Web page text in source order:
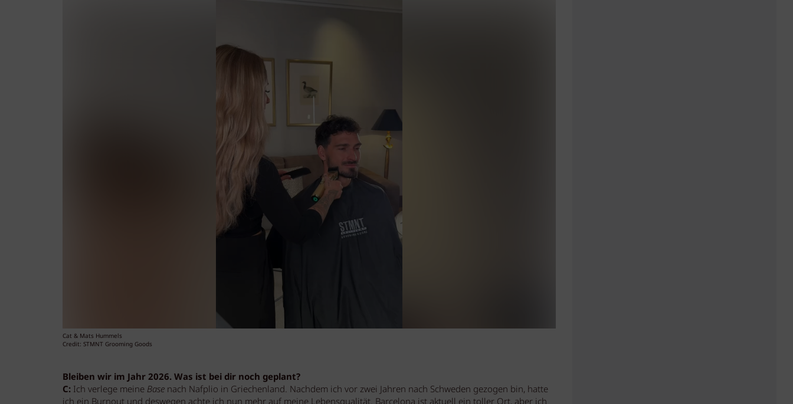
Cat & Mats Hummels
Credit: STMNT Grooming Goods
Bleiben wir im Jahr 2026. Was ist bei dir noch geplant?
C: Ich verlege meine Basenach Nafplio in Griechenland. Nachdem ich vor zwei Jahren nach Schweden gezogen bin, hatte